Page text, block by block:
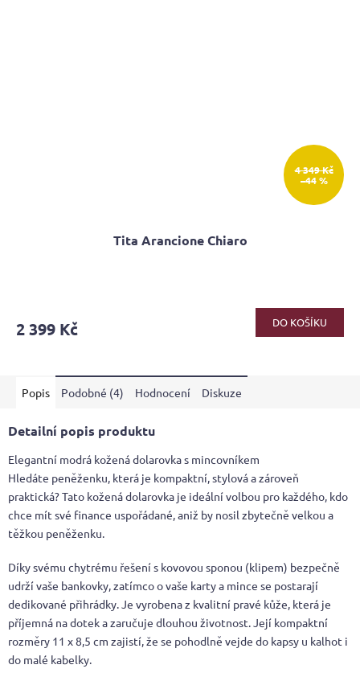
4 349 Kč
–44 %
Tita Arancione Chiaro
je
hvězdiček.
2 399 Kč DO KOŠÍKU
Popis Podobné (4) Hodnocení Diskuze
Detailní popis produktu
Elegantní modrá kožená dolarovka s mincovníkem
Hledáte peněženku, která je kompaktní, stylová a zároveň
praktická? Tato kožená dolarovka je ideální volbou pro každého, kdo
chce mít své finance uspořádané, aniž by nosil zbytečně velkou a
těžkou peněženku.
Díky svému chytrému řešení s kovovou sponou (klipem) bezpečně
udrží vaše bankovky, zatímco o vaše karty a mince se postarají
dedikované přihrádky. Je vyrobena z kvalitní pravé kůže, která je
příjemná na dotek a zaručuje dlouhou životnost. Její kompaktní
rozměry 11 x 8,5 cm zajistí, že se pohodlně vejde do kapsy u kalhot i
do malé kabelky.